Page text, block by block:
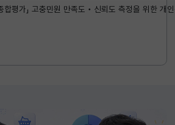
합평가」 고충민원 만족도‧신뢰도 측정을 위한 개